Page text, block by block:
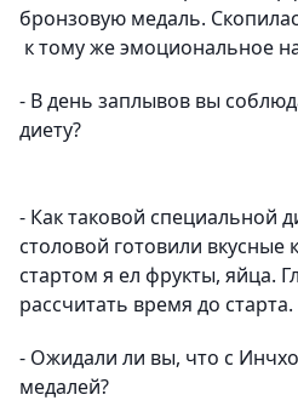
бронзовую медаль.
к тому же эмоциональное
- В день заплывов вы
диету?
- Как таковой специальной
столовой готовили
стартом я ел фрукты, яйца.
рассчитать время до старта.
- Ожидали ли вы, что с
медалей?